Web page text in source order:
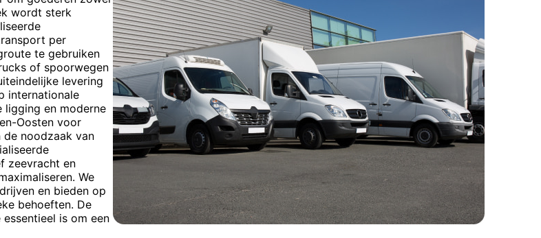
wordt sterk
per
te gebruiken
of spoorwegen
levering
internationale
ligging en moderne
Oosten voor
de noodzaak van
zeevracht en
We
en bieden op
behoeften. De
is om een